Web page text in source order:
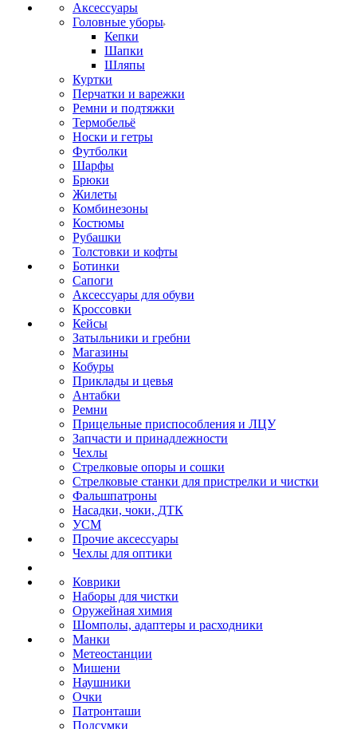
Аксессуары
Головные уборы
Кепки
Шапки
Шляпы
Куртки
Перчатки и варежки
Ремни и подтяжки
Термобельё
Носки и гетры
Футболки
Шарфы
Брюки
Жилеты
Комбинезоны
Костюмы
Рубашки
Толстовки и кофты
Ботинки
Сапоги
Аксессуары для обуви
Кроссовки
Кейсы
Затыльники и гребни
Магазины
Кобуры
Приклады и цевья
Антабки
Ремни
Прицельные приспособления и ЛЦУ
Запчасти и принадлежности
Чехлы
Стрелковые опоры и сошки
Стрелковые станки для пристрелки и чистки
Фальшпатроны
Насадки, чоки, ДТК
УСМ
Прочие аксессуары
Чехлы для оптики
Коврики
Наборы для чистки
Оружейная химия
Шомполы, адаптеры и расходники
Манки
Метеостанции
Мишени
Наушники
Очки
Патронташи
Подсумки